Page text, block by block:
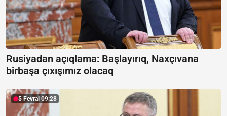
Rusiyadan açıqlama: Başlayırıq, Naxçıvana
birbaşa çıxışımız olacaq
5 Fevral 09:28